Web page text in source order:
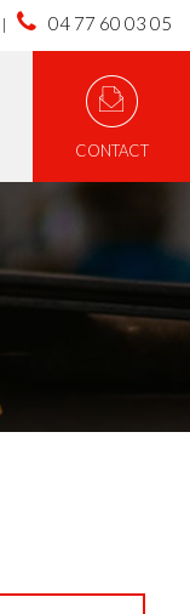
04 77 60 03 05
CONTACT